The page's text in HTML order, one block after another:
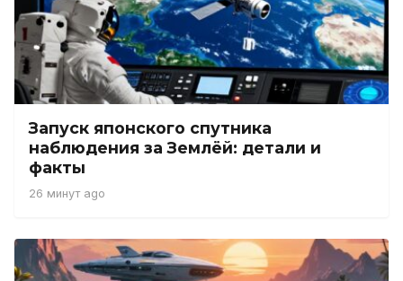
Запуск японского спутника
наблюдения за Землёй: детали и
факты
26 минут ago